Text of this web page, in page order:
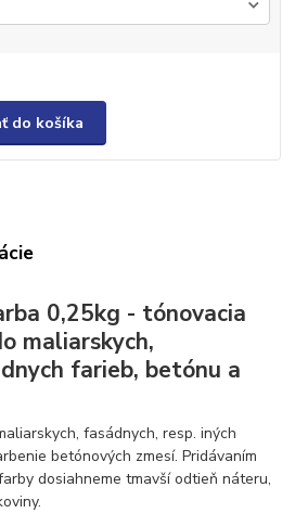
do košíka
0,25kg - tónovacia
maliarskych,
farieb, betónu a
fasádnych, resp. iných
betónových zmesí. Pridávaním
dosiahneme tmavší odtieň náteru,